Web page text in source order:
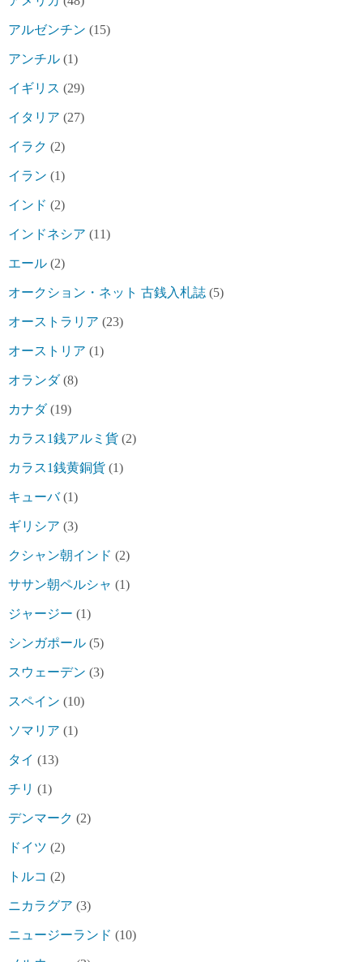
アルゼンチン (15)
アンチル (1)
イギリス (29)
イタリア (27)
イラク (2)
イラン (1)
インド (2)
インドネシア (11)
エール (2)
オークション・ネット 古銭入札誌 (5)
オーストラリア (23)
オーストリア (1)
オランダ(8)
カナダ(19)
カラス1銭アルミ貨 (2)
カラス1銭黄銅貨 (1)
キューバ(1)
ギリシア (3)
クシャン朝インド (2)
ササン朝ペルシャ (1)
ジャージー (1)
シンガポール (5)
スウェーデン (3)
スペイン (10)
ソマリア (1)
タイ (13)
チリ (1)
デンマーク (2)
ドイツ (2)
トルコ (2)
ニカラグア (3)
ニュージーランド (10)